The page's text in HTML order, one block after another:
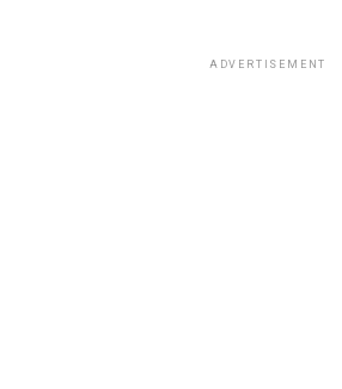
ADVERTISEMENT